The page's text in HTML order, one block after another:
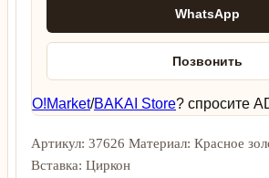
WhatsApp
Позвонить
O!Market/BAKAI Store? спросите
Артикул: 37626 Материал: Красное
Вставка: Циркон